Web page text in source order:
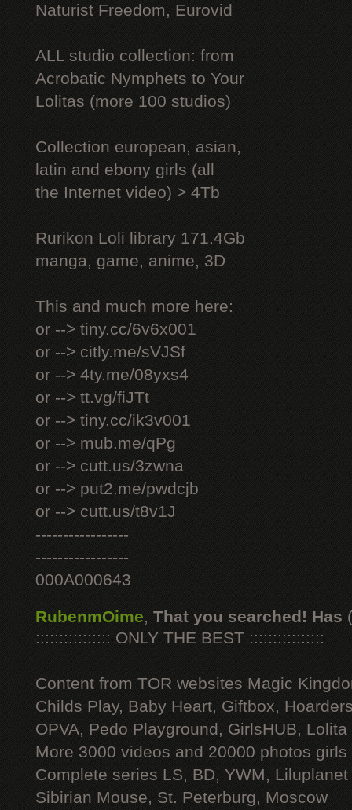
Naturist Freedom, Eurovid
ALL studio collection: from
Acrobatic Nymрhеts to Your
Lоlitаs (more 100 studios)
Collection european, asian,
latin and ebony girls (all
the Internet video) > 4Tb
Rurikon Lоli library 171.4Gb
manga, game, anime, 3D
This and much more here:
or --> tiny.cc/6v6x001
or --> citly.me/sVJSf
or --> 4ty.me/08yxs4
or --> tt.vg/fiJTt
or --> tiny.cc/ik3v001
or --> mub.me/qPg
or --> cutt.us/3zwna
or --> put2.me/pwdcjb
or --> cutt.us/t8v1J
-----------------
-----------------
000A000643
RubenmOime, That you searched! Has
:::::::::::::::: ONLY THE BEST ::::::::::::::::
Content from TOR websites Magic
Childs Play, Baby Heart, Giftbox,
OPVA, Pedo Playground, GirlsHUB, Lolita
More 3000 videos and 20000 photos
Complete series LS, BD, YWM, Liluplanet
Sibirian Mouse, St. Peterburg, Moscow